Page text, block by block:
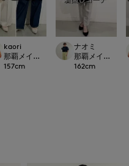
kaori
那覇メインプレイス
157cm
ナオミ
那覇メインプ
162cm